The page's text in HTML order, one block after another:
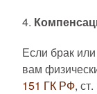
4.
Если брак
вам
151 ГК РФ,